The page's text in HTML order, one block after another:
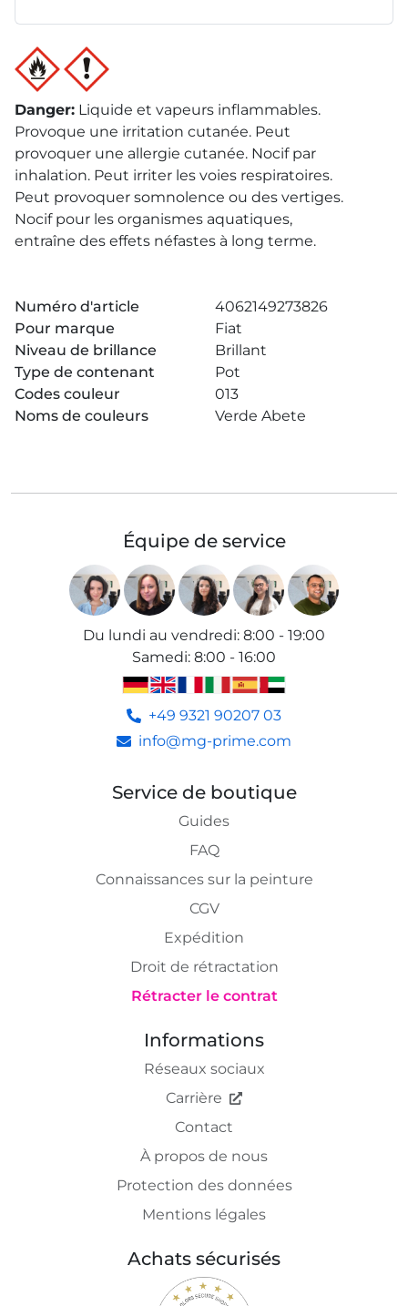
Danger: Liquide et vapeurs inflammables.
Provoque une irritation cutanée. Peut
provoquer une allergie cutanée. Nocif par
inhalation. Peut irriter les voies respiratoires.
Peut provoquer somnolence ou des vertiges.
Nocif pour les organismes aquatiques,
entraîne des effets néfastes à long terme.
Numéro d'article
4062149273826
Pour marque
Fiat
Niveau de brillance
Brillant
Type de contenant
Pot
Codes couleur
013
Noms de couleurs
Verde Abete
Équipe de service
Du lundi au vendredi: 8:00 - 19:00
Samedi: 8:00 - 16:00
+49 9321 90207 03
info@mg-prime.com
Service de boutique
Guides
FAQ
Connaissances sur la peinture
CGV
Expédition
Droit de rétractation
Rétracter le contrat
Informations
Réseaux sociaux
Carrière
Contact
À propos de nous
Protection des données
Mentions légales
Achats sécurisés